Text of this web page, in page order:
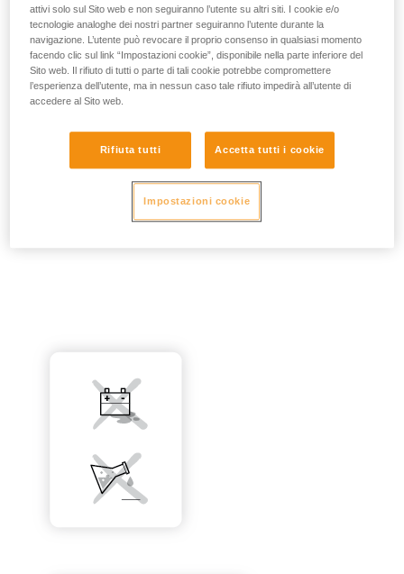
attivi solo sul Sito web e non seguiranno l’utente su altri siti. I cookie e/o
tecnologie analoghe dei nostri partner seguiranno l’utente durante la
navigazione. L’utente può revocare il proprio consenso in qualsiasi momento
facendo clic sul link “Impostazioni cookie”, disponibile nella parte inferiore del
Sito web. Il rifiuto di tutti o parte di tali cookie potrebbe compromettere
l’esperienza dell’utente, ma in nessun caso tale rifiuto impedirà all’utente di
accedere al Sito web.
Rifiuta tutti Accetta tutti i cookie
Impostazioni cookie